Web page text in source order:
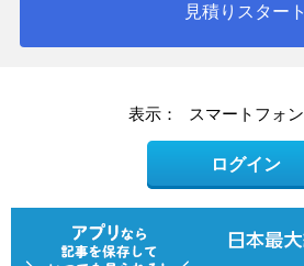
見積りスタート
表示： スマートフォン
ログイン